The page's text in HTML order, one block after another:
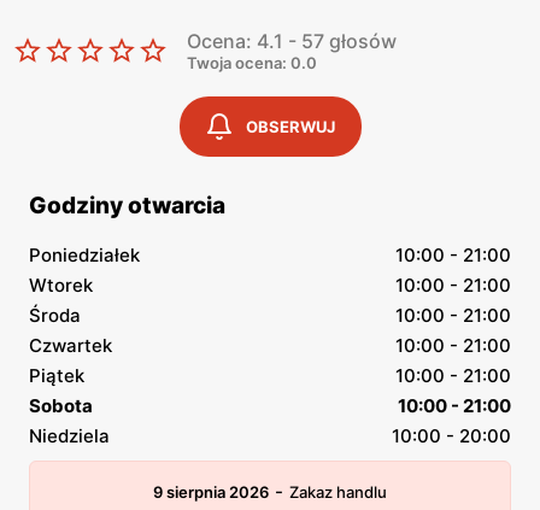
Ocena: 4.1 - 57 głosów
Twoja ocena: 0.0
OBSERWUJ
Godziny otwarcia
Poniedziałek
10:00 - 21:00
Wtorek
10:00 - 21:00
Środa
10:00 - 21:00
Czwartek
10:00 - 21:00
Piątek
10:00 - 21:00
Sobota
10:00 - 21:00
Niedziela
10:00 - 20:00
9 sierpnia 2026 - Zakaz handlu